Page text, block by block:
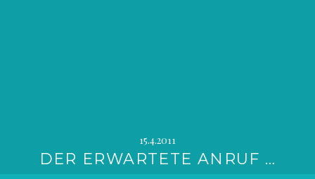
15.4.2011
DER ERWARTETE ANRUF …